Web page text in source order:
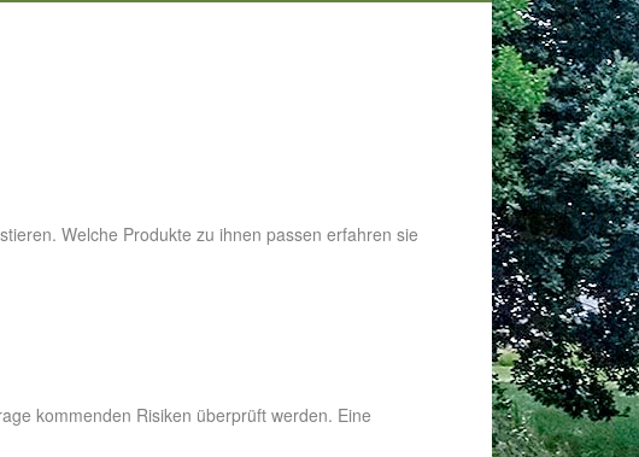
Welche Produkte zu ihnen passen erfahren sie
kommenden Risiken überprüft werden. Eine